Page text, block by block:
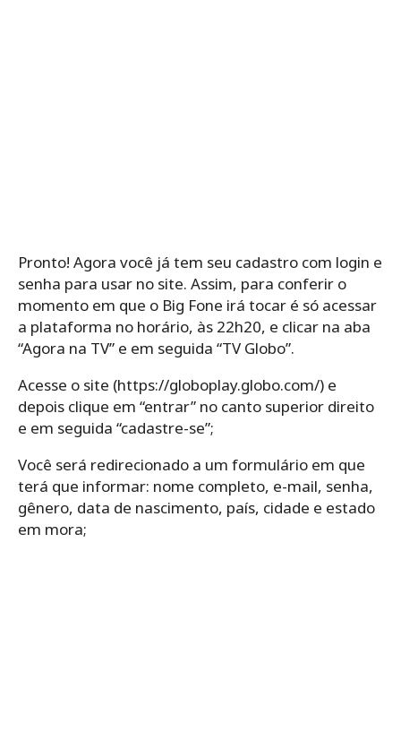
Pronto! Agora você já tem seu cadastro com login e
senha para usar no site. Assim, para conferir o
momento em que o Big Fone irá tocar é só acessar
a plataforma no horário, às 22h20, e clicar na aba
“Agora na TV” e em seguida “TV Globo”.
Acesse o site (https://globoplay.globo.com/) e
depois clique em “entrar” no canto superior direito
e em seguida “cadastre-se”;
Você será redirecionado a um formulário em que
terá que informar: nome completo, e-mail, senha,
gênero, data de nascimento, país, cidade e estado
em mora;